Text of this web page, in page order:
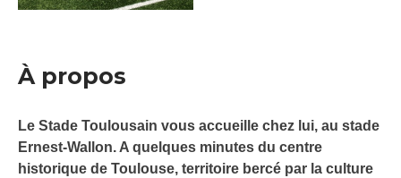
À propos
Le Stade Toulousain vous accueille chez lui, au stade
Ernest-Wallon. A quelques minutes du centre
historique de Toulouse, territoire bercé par la culture